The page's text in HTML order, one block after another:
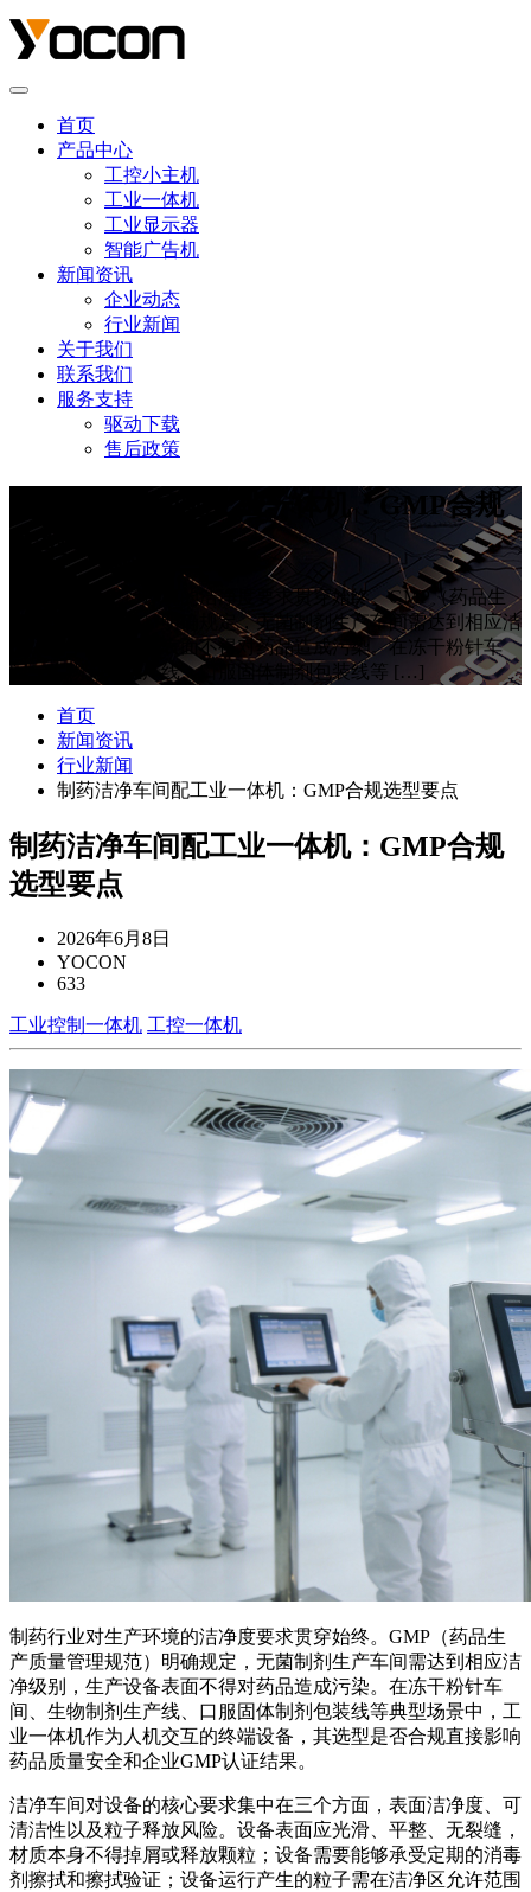
首页
产品中心
工控小主机
工业一体机
工业显示器
智能广告机
新闻资讯
企业动态
行业新闻
关于我们
联系我们
服务支持
驱动下载
售后政策
制药洁净车间配工业一体机：GMP合规
制药行业对生产环境的洁净度要求贯穿始终。GMP（药品生
产质量管理规范）明确规定，无菌制剂生产车间需达到相应洁
净级别，生产设备表面不得对药品造成污染。在冻干粉针车
间、生物制剂生产线、口服固体制剂包装线等 […]
首页
新闻资讯
行业新闻
制药洁净车间配工业一体机：GMP合规选型要点
制药洁净车间配工业一体机：GMP合规
选型要点
2026年6月8日
YOCON
633
工业控制一体机 工控一体机
制药行业对生产环境的洁净度要求贯穿始终。GMP（药品生
产质量管理规范）明确规定，无菌制剂生产车间需达到相应洁
净级别，生产设备表面不得对药品造成污染。在冻干粉针车
间、生物制剂生产线、口服固体制剂包装线等典型场景中，工
业一体机作为人机交互的终端设备，其选型是否合规直接影响
药品质量安全和企业GMP认证结果。
洁净车间对设备的核心要求集中在三个方面，表面洁净度、可
清洁性以及粒子释放风险。设备表面应光滑、平整、无裂缝，
材质本身不得掉屑或释放颗粒；设备需要能够承受定期的消毒
剂擦拭和擦拭验证；设备运行产生的粒子需在洁净区允许范围